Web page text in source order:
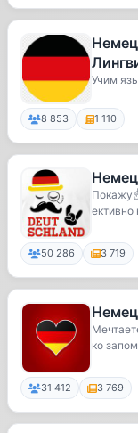
Учим
8 853 1 110
ективно
50 286 3 719
ко
31 412 3 769